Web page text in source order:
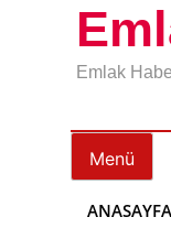
Emlak
Menü
ANASAYFA